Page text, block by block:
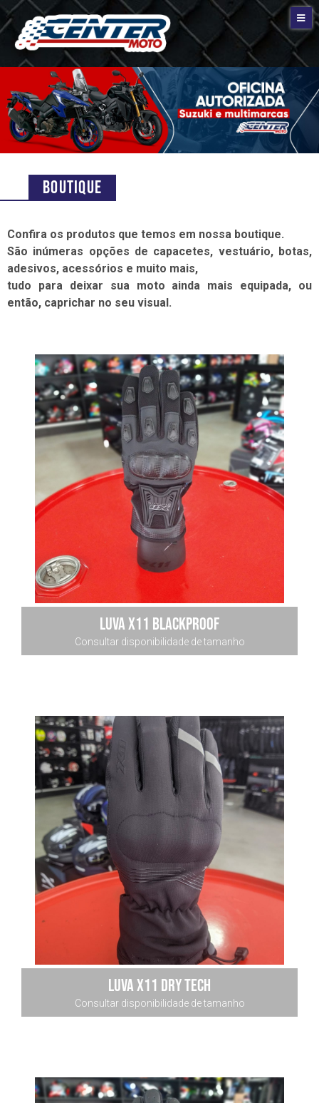
Boutique
Confira os produtos que temos em nossa boutique.
São inúmeras opções de capacetes, vestuário, botas,
adesivos, acessórios e muito mais,
tudo para deixar sua moto ainda mais equipada, ou
então, caprichar no seu visual.
LUVA X11 BLACKPROOF
Consultar disponibilidade de tamanho
LUVA x11 DRY TECH
Consultar disponibilidade de tamanho